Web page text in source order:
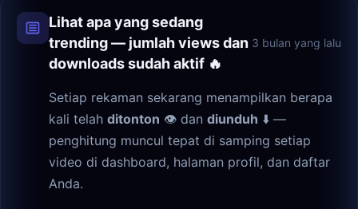
Lihat apa yang sedang
trending — jumlah views dan
downloads sudah aktif 🔥
3 bulan yang lalu
Setiap rekaman sekarang menampilkan berapa
kali telah ditonton 👁 dan diunduh ⬇️ —
penghitung muncul tepat di samping setiap
video di dashboard, halaman profil, dan daftar
Anda.